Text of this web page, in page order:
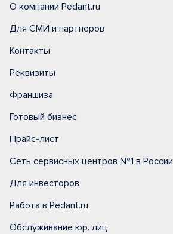
О компании Pedant.ru
Для СМИ и партнеров
Контакты
Реквизиты
Франшиза
Готовый бизнес
Прайс-лист
Сеть сервисных центров №1 в России
Для инвесторов
Работа в Pedant.ru
Обслуживание юр. лиц